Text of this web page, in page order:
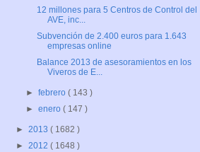
12 millones para 5 Centros de Control del
AVE, inc...
Subvención de 2.400 euros para 1.643
empresas online
Balance 2013 de asesoramientos en los
Viveros de E...
►febrero( 143 )
►enero( 147 )
► 2013 ( 1682 )
► 2012 ( 1648 )